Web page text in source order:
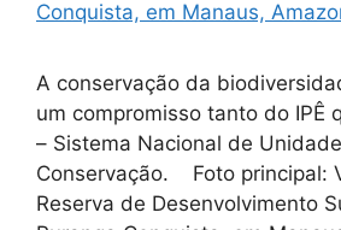
A conservação da
um compromisso tanto do IPÊ
– Sistema Nacional de
Conservação. Foto principal:
Reserva de Desenvolvimento